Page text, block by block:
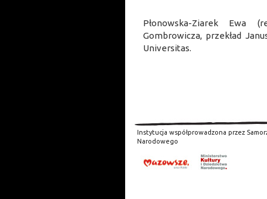
Płonowska-Ziarek Ewa
Gombrowicza, przekład
Universitas.
Instytucja współprowadzona przez
Narodowego